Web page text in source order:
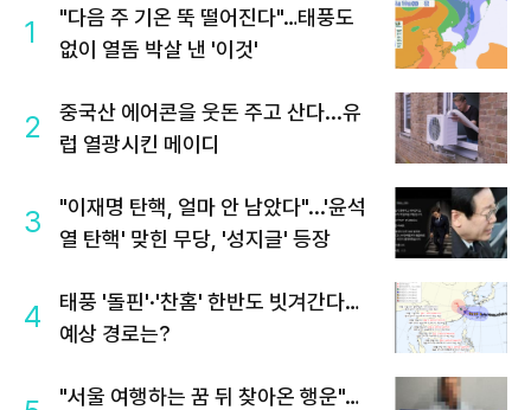
1
"다음 주 기온 뚝 떨어진다"…태풍도
없이 열돔 박살 낸 '이것'
2
중국산 에어콘을 웃돈 주고 산다...유
럽 열광시킨 메이디
3
"이재명 탄핵, 얼마 안 남았다"...'윤석
열 탄핵' 맞힌 무당, '성지글' 등장
4
태풍 '돌핀'·'찬홈' 한반도 빗겨간다…
예상 경로는?
"서울 여행하는 꿈 뒤 찾아온 행운"…